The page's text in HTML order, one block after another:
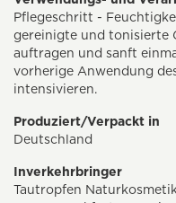
Pflegeschritt -
gereinigte und tonisierte
auftragen und sanft
vorherige Anwendung
intensivieren.
Produziert/Verpackt in
Deutschland
Inverkehrbringer
Tautropfen